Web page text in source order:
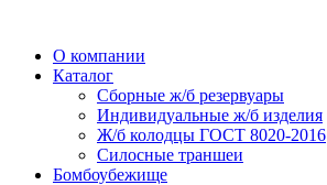
О компании
Каталог
Сборные ж/б резервуары
Индивидуальные ж/б изделия
Ж/б колодцы ГОСТ 8020-2016
Силосные траншеи
Бомбоубежище